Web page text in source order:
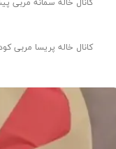
کانال خاله پریسا مربی